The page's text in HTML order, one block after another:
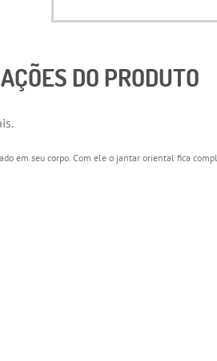
DO PRODUTO
em seu corpo. Com ele o jantar oriental fica